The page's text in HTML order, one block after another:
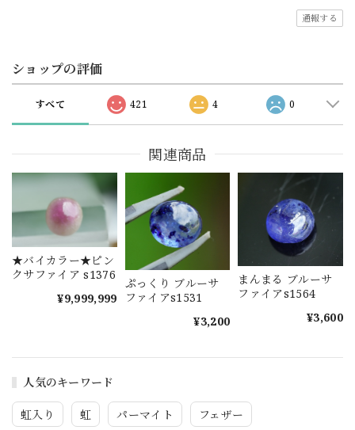
人気のキーワード
虹入り 虹 パーマイト フェザー
通報する
ショップの評価
すべて 421 4 0
関連商品
★バイカラー★ピン
クサファイア s1376
¥9,999,999
ぷっくり ブルーサ
ファイアs1531
¥3,200
まんまる ブルーサ
ファイアs1564
¥3,600